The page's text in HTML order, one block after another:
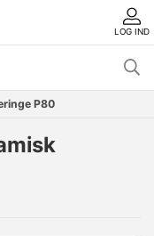
LOG IND
P80